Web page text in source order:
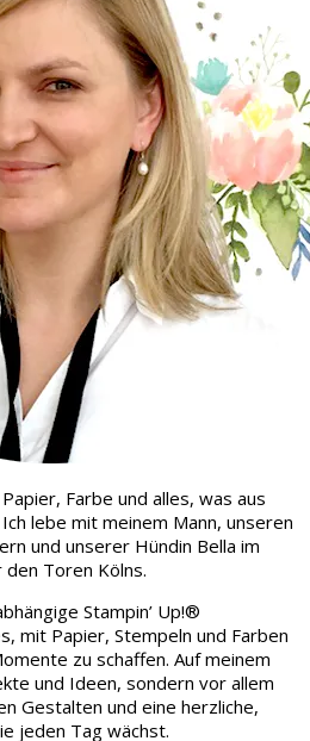
Farbe und alles, was aus
lebe mit meinem Mann, unseren
und unserer Hündin Bella im
Toren Kölns.
Stampin’ Up!®
mit Papier, Stempeln und Farben
zu schaffen. Auf meinem
und Ideen, sondern vor allem
Gestalten und eine herzliche,
jeden Tag wächst.